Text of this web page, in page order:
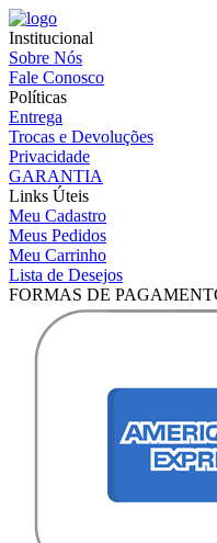
Institucional
Sobre Nós
Fale Conosco
Políticas
Entrega
Trocas e Devoluções
Privacidade
GARANTIA
Links Úteis
Meu Cadastro
Meus Pedidos
Meu Carrinho
Lista de Desejos
FORMAS DE